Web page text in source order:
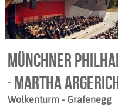
Münchner
· Martha Argerich
Wolkenturm - Grafenegg